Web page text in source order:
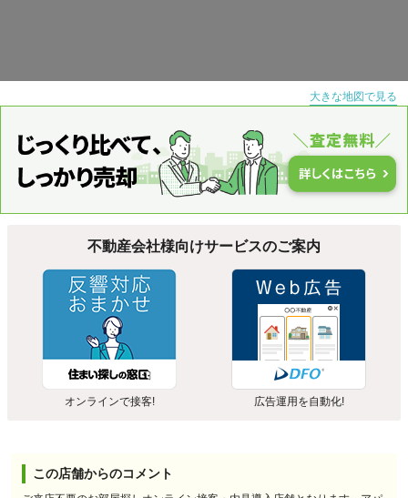
大きな地図で見る
不動産会社様向けサービスのご案内
オンラインで接客! 広告運用を自動化!
この店舗からのコメント